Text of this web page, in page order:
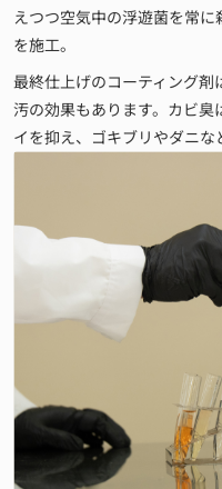
えつつ空気中の浮遊菌を常
を施工。
最終仕上げのコーティング
汚の効果もあります。カビ
イを抑え、ゴキブリやダニな